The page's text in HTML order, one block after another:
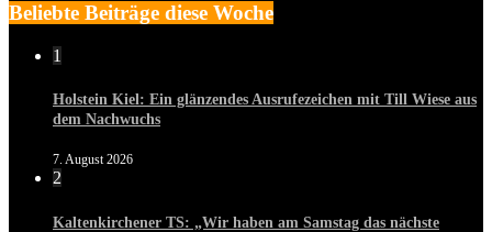
Beliebte Beiträge diese Woche
1
Holstein Kiel: Ein glänzendes Ausrufezeichen mit Till Wiese aus
dem Nachwuchs
7. August 2026
2
Kaltenkirchener TS: „Wir haben am Samstag das nächste